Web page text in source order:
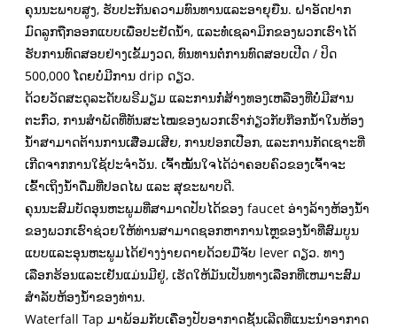
ຄຸນນະພາບສູງ, ຮັບປະກັນຄວາມທົນທານແລະອາຍຸຍືນ. ຝາອັດປາກ
ມົດລູກຖືກອອກແບບເພື່ອປະຢັດນ້ໍາ, ແລະທໍ່ເຊລາມິກຂອງພວກເຮົາໄດ້
ຮັບການທົດສອບຢ່າງເຂັ້ມງວດ, ທົນທານຕໍ່ການທົດສອບເປີດ / ປິດ
500,000 ໂດຍບໍ່ມີການ drip ດຽວ.
ດ້ວຍວັດສະດຸລະດັບພຣີມຽມ ແລະການກໍ່ສ້າງທອງເຫລືອງທີ່ບໍ່ມີສານ
ຕະກົ່ວ, ການສໍາພັດທີ່ທັນສະໄໝຂອງພວກເຮົາກ່ຽວກັບກ໊ອກນໍ້າໃນຫ້ອງ
ນໍ້າສາມາດຕ້ານການເສື່ອມເສີຍ, ການປອກເປືອກ, ແລະການກັດເຊາະທີ່
ເກີດຈາກການໃຊ້ປະຈໍາວັນ. ເຈົ້າໝັ້ນໃຈໄດ້ວ່າຄອບຄົວຂອງເຈົ້າຈະ
ເຂົ້າເຖິງນໍ້າດື່ມທີ່ປອດໄພ ແລະ ສຸຂະພາບດີ.
ຄຸນນະສົມບັດອຸນຫະພູມທີ່ສາມາດປັບໄດ້ຂອງ faucet ອ່າງລ້າງຫ້ອງນ້ໍາ
ຂອງພວກເຮົາຊ່ວຍໃຫ້ທ່ານສາມາດຊອກຫາການໄຫຼຂອງນ້ໍາທີ່ສົມບູນ
ແບບແລະອຸນຫະພູມໄດ້ຢ່າງງ່າຍດາຍດ້ວຍມືຈັບ lever ດຽວ. ທາງ
ເລືອກຮ້ອນແລະເຢັນແມ່ນມີຢູ່, ເຮັດໃຫ້ມັນເປັນທາງເລືອກທີ່ເຫມາະສົມ
ສໍາລັບຫ້ອງນ້ໍາຂອງທ່ານ.
Waterfall Tap ມາພ້ອມກັບເຄື່ອງປັບອາກາດຊັ້ນເລີດທີ່ແນະນໍາອາກາດ